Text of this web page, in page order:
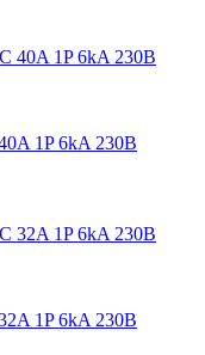
1P 6kA 230В
1P 6kA 230В